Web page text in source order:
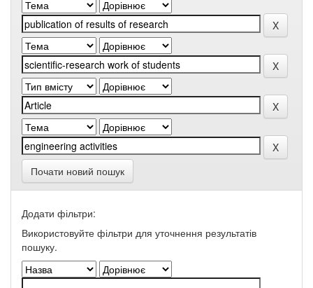
Почати новий пошук
Додати фільтри:
Використовуйте фільтри для уточнення результатів
пошуку.